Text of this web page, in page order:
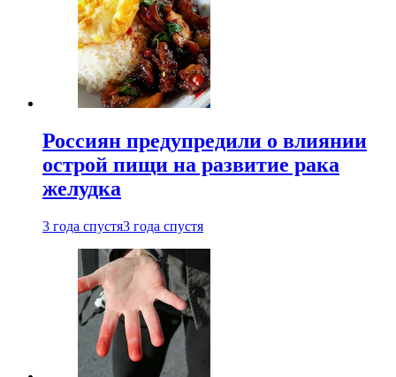
Россиян предупредили о влиянии
острой пищи на развитие рака
желудка
3 года спустя3 года спустя